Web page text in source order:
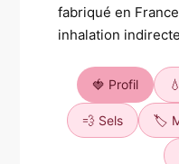
fabriqué en
inhalation
🍓 Profil
💨 Sels 🏷️